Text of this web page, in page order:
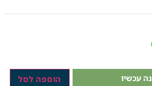
עכשיו הוספה לסל